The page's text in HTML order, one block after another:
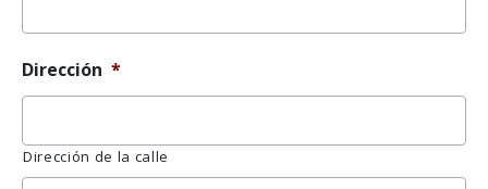
Dirección *
Dirección de la calle